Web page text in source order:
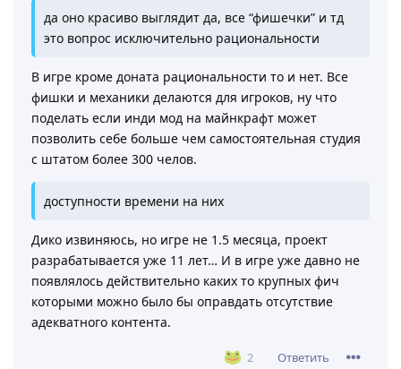
да оно красиво выглядит да, все “фишечки” и тд
это вопрос исключительно рациональности
В игре кроме доната рациональности то и нет. Все
фишки и механики делаются для игроков, ну что
поделать если инди мод на майнкрафт может
позволить себе больше чем самостоятельная студия
с штатом более 300 челов.
доступности времени на них
Дико извиняюсь, но игре не 1.5 месяца, проект
разрабатывается уже 11 лет… И в игре уже давно не
появлялось действительно каких то крупных фич
которыми можно было бы оправдать отсутствие
адекватного контента.
2
Ответить